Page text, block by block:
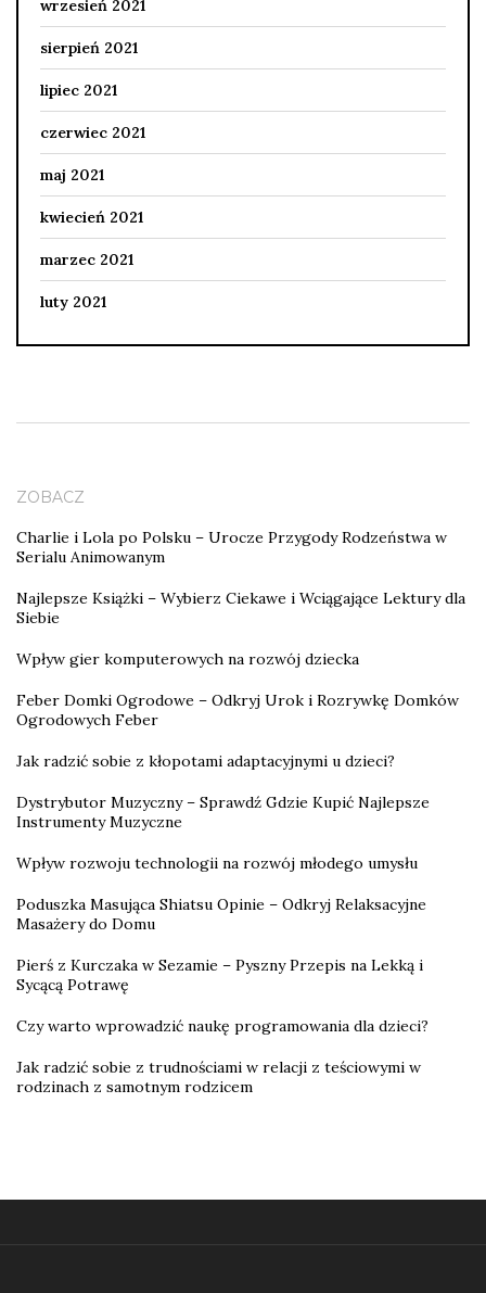
wrzesień 2021
sierpień 2021
lipiec 2021
czerwiec 2021
maj 2021
kwiecień 2021
marzec 2021
luty 2021
ZOBACZ
Charlie i Lola po Polsku – Urocze Przygody Rodzeństwa w
Serialu Animowanym
Najlepsze Książki – Wybierz Ciekawe i Wciągające Lektury dla
Siebie
Wpływ gier komputerowych na rozwój dziecka
Feber Domki Ogrodowe – Odkryj Urok i Rozrywkę Domków
Ogrodowych Feber
Jak radzić sobie z kłopotami adaptacyjnymi u dzieci?
Dystrybutor Muzyczny – Sprawdź Gdzie Kupić Najlepsze
Instrumenty Muzyczne
Wpływ rozwoju technologii na rozwój młodego umysłu
Poduszka Masująca Shiatsu Opinie – Odkryj Relaksacyjne
Masażery do Domu
Pierś z Kurczaka w Sezamie – Pyszny Przepis na Lekką i
Sycącą Potrawę
Czy warto wprowadzić naukę programowania dla dzieci?
Jak radzić sobie z trudnościami w relacji z teściowymi w
rodzinach z samotnym rodzicem